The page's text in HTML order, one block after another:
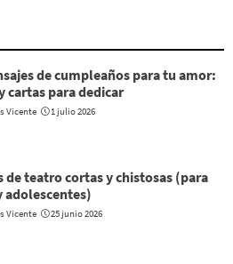
de cumpleaños para tu amor:
cartas para dedicar
Vicente 1 julio 2026
de teatro cortas y chistosas (para
adolescentes)
Vicente 25 junio 2026